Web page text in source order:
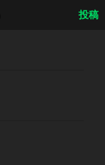
投稿